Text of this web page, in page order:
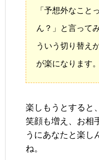
「予想外なこと
ん？」と言って
ういう切り替え
が楽になります。
楽しもうとすると
笑顔も増え、お相
うにあなたと楽し
ね。